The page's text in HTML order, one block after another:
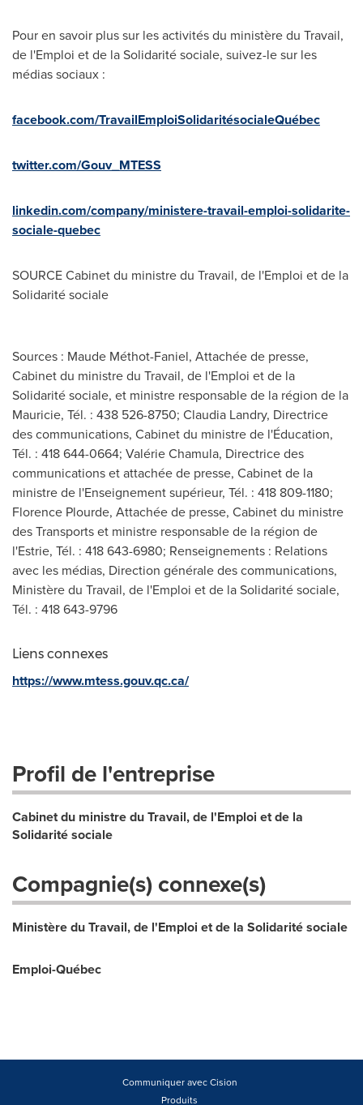
Pour en savoir plus sur les activités du ministère du Travail,
de l'Emploi et de la Solidarité sociale, suivez-le sur les
médias sociaux :
facebook.com/TravailEmploiSolidaritésocialeQuébec
twitter.com/Gouv_MTESS
linkedin.com/company/ministere-travail-emploi-solidarite-
sociale-quebec
SOURCE Cabinet du ministre du Travail, de l'Emploi et de la
Solidarité sociale
Sources : Maude Méthot-Faniel, Attachée de presse,
Cabinet du ministre du Travail, de l'Emploi et de la
Solidarité sociale, et ministre responsable de la région de la
Mauricie, Tél. : 438 526-8750; Claudia Landry, Directrice
des communications, Cabinet du ministre de l'Éducation,
Tél. : 418 644-0664; Valérie Chamula, Directrice des
communications et attachée de presse, Cabinet de la
ministre de l'Enseignement supérieur, Tél. : 418 809-1180;
Florence Plourde, Attachée de presse, Cabinet du ministre
des Transports et ministre responsable de la région de
l'Estrie, Tél. : 418 643-6980; Renseignements : Relations
avec les médias, Direction générale des communications,
Ministère du Travail, de l'Emploi et de la Solidarité sociale,
Tél. : 418 643-9796
Liens connexes
https://www.mtess.gouv.qc.ca/
Profil de l'entreprise
Cabinet du ministre du Travail, de l'Emploi et de la
Solidarité sociale
Compagnie(s) connexe(s)
Ministère du Travail, de l'Emploi et de la Solidarité sociale
Emploi-Québec
Communiquer avec Cision
Produits